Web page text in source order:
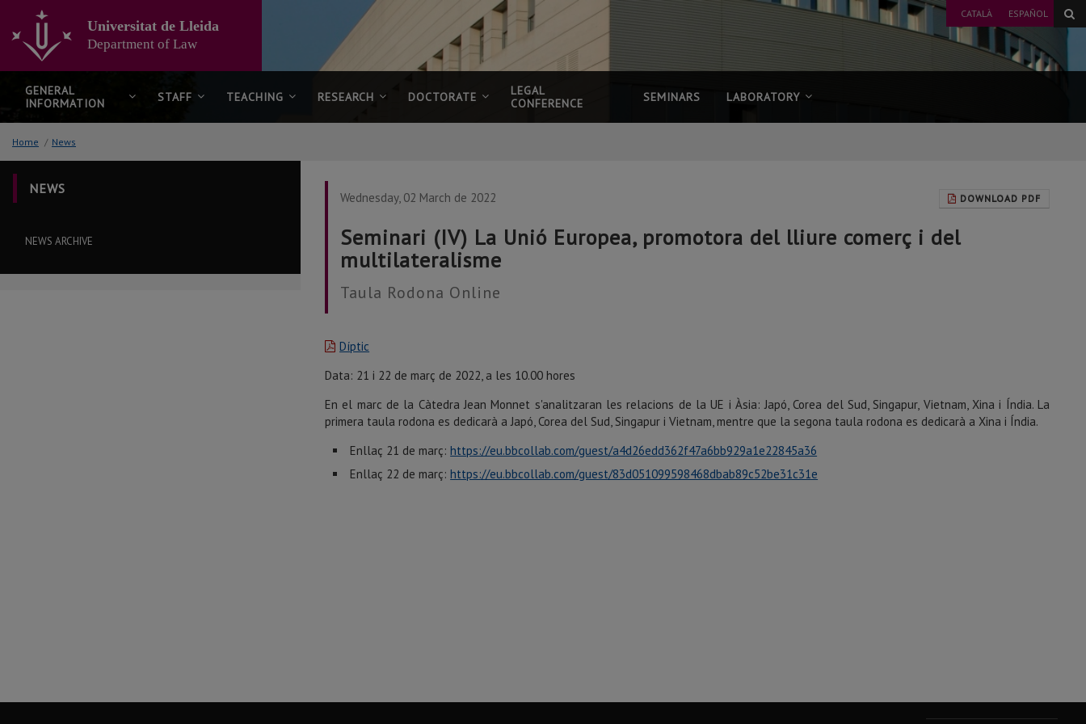
the
content
page
CATALÀ ESPAÑOL
Universitat de Lleida
Department of Law
GENERAL
INFORMATION
STAFF TEACHING RESEARCH DOCTORATE
LEGAL
CONFERENCE
SEMINARS LABORATORY
Home / News
NEWS
NEWS ARCHIVE
DOWNLOAD PDF
Wednesday, 02 March de 2022
Seminari (IV) La Unió Europea, promotora del lliure comerç i del
multilateralisme
Taula Rodona Online
Díptic
Data: 21 i 22 de març de 2022, a les 10.00 hores
En el marc de la Càtedra Jean Monnet s'analitzaran les relacions de la UE i Àsia: Japó, Corea del Sud, Singapur, Vietnam, Xina i Índia. La
primera taula rodona es dedicarà a Japó, Corea del Sud, Singapur i Vietnam, mentre que la segona taula rodona es dedicarà a Xina i Índia.
Enllaç 21 de març:https://eu.bbcollab.com/guest/a4d26edd362f47a6bb929a1e22845a36
Enllaç 22 de març:https://eu.bbcollab.com/guest/83d051099598468dbab89c52be31c31e